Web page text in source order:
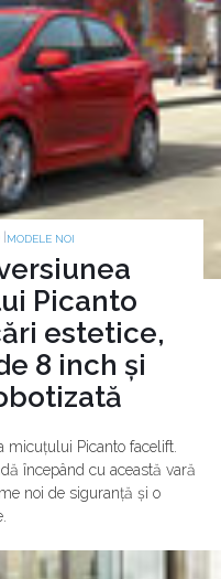
MODELE NOI
Picanto
estetice,
8 inch și
micuțului Picanto facelift.
începând cu această vară
noi de siguranță și o